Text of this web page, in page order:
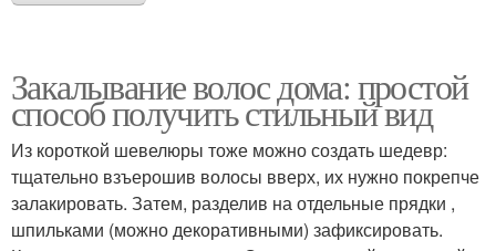
Закалывание волос дома: простой
способ получить стильный вид
Из короткой шевелюры тоже можно создать шедевр:
тщательно взъерошив волосы вверх, их нужно покрепче
залакировать. Затем, разделив на отдельные прядки ,
шпильками (можно декоративными) зафиксировать.